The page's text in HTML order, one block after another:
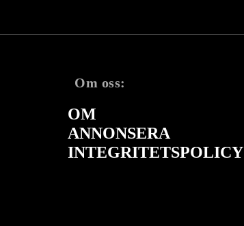
Om oss:
OM
ANNONSERA
INTEGRITETSPOLICY